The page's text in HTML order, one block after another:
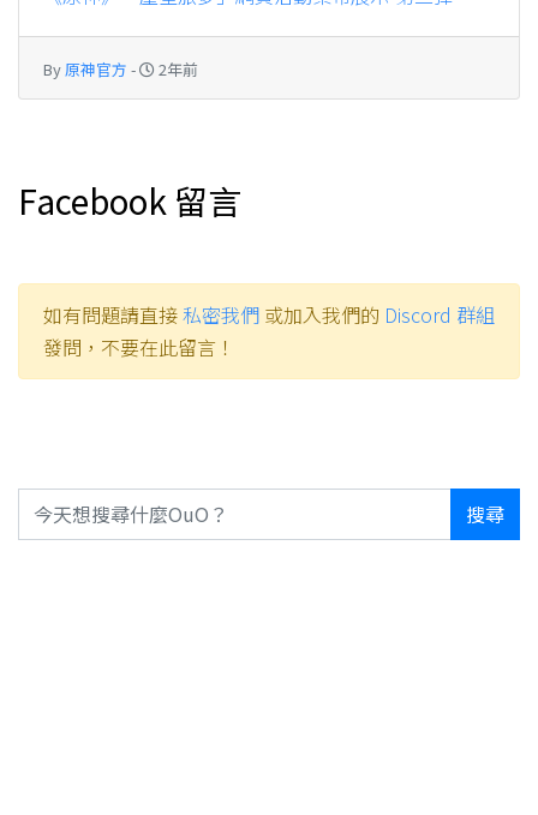
By 原神官方 - 2年前
Facebook 留言
如有問題請直接私密我們 或加入我們的 Discord 群組
發問，不要在此留言！
搜尋